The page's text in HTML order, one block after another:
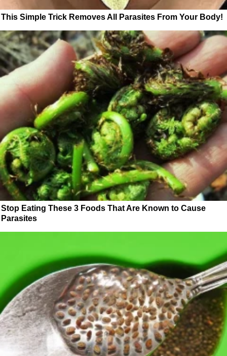
This Simple Trick Removes All Parasites From Your Body!
Stop Eating These 3 Foods That Are Known to Cause
Parasites